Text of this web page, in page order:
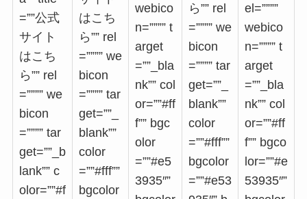
=””公式
サイト
はこち
ら”” rel
=”””” we
bicon
=”””” tar
get=””_b
lank”” c
olor=””#f
はこち
ら”” rel
=”””” we
bicon
=”””” tar
get=””_
blank””
color
=””#fff””
bgcolor
webico
n=”””” t
arget
=””_bla
nk”” col
or=””#ff
f”” bgc
olor
=””#e5
3935″”
ら”” rel
=”””” we
bicon
=”””” tar
get=””_
blank””
color
=””#fff””
bgcolor
=””#e53
el=””””
webico
n=”””” t
arget
=””_bla
nk”” col
or=””#ff
f”” bgco
lor=””#e
53935″”